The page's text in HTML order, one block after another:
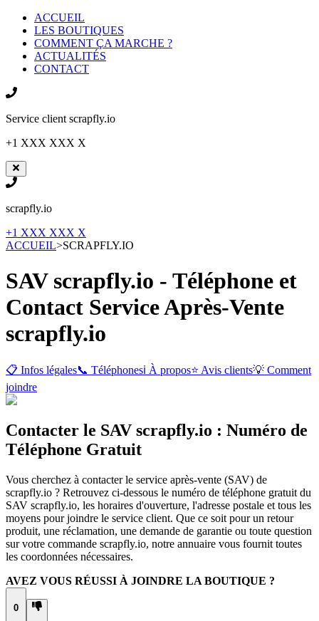
ACCUEIL
LES BOUTIQUES
COMMENT ÇA MARCHE ?
ACTUALITÉS
CONTACT
Service client scrapfly.io
+1 XXX XXX X
scrapfly.io
+1 XXX XXX X
ACCUEIL>SCRAPFLY.IO
SAV scrapfly.io - Téléphone et
Contact Service Après-Vente
scrapfly.io
📋 Infos légales📞 Téléphonesℹ️ À propos⭐ Avis clients💡 Comment
joindre
Contacter le SAV scrapfly.io : Numéro de
Téléphone Gratuit
Vous cherchez à contacter le service après-vente (SAV) de
scrapfly.io ? Retrouvez ci-dessous le numéro de téléphone gratuit du
SAV scrapfly.io, les horaires d'ouverture, l'adresse postale et tous les
moyens pour joindre le service client. Que ce soit pour un retour
produit, une réclamation, une demande de garantie ou toute question
sur votre commande scrapfly.io, notre annuaire vous fournit toutes
les coordonnées nécessaires.
AVEZ VOUS RÉUSSI À JOINDRE LA BOUTIQUE ?
0